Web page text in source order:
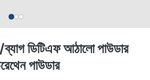
ব্যাগ ডিটিএফ আঠালো পাউডার
পাউডার